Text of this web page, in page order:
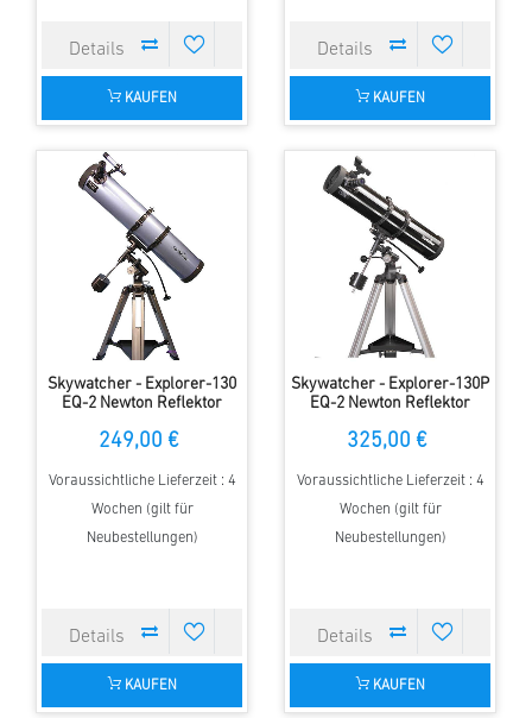
KAUFEN KAUFEN
Skywatcher - Explorer-130
EQ-2 Newton Reflektor
249,00 €
Voraussichtliche Lieferzeit : 4
Wochen (gilt für
Neubestellungen)
KAUFEN
Skywatcher - Explorer-130P
EQ-2 Newton Reflektor
325,00 €
Voraussichtliche Lieferzeit : 4
Wochen (gilt für
Neubestellungen)
KAUFEN